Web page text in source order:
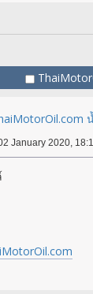
January 2020,